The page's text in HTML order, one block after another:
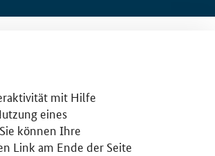
mit Hilfe
eines
können Ihre
Link am Ende der Seite